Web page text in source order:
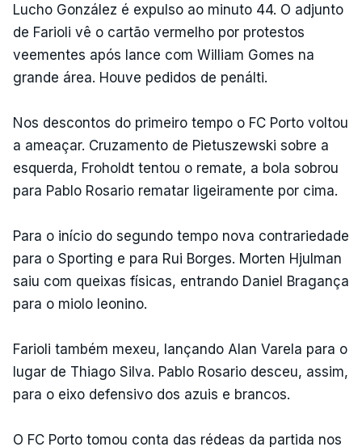
Lucho González é expulso ao minuto 44. O adjunto
de Farioli vê o cartão vermelho por protestos
veementes após lance com William Gomes na
grande área. Houve pedidos de penálti.
Nos descontos do primeiro tempo o FC Porto voltou
a ameaçar. Cruzamento de Pietuszewski sobre a
esquerda, Froholdt tentou o remate, a bola sobrou
para Pablo Rosario rematar ligeiramente por cima.
Para o início do segundo tempo nova contrariedade
para o Sporting e para Rui Borges. Morten Hjulman
saiu com queixas físicas, entrando Daniel Bragança
para o miolo leonino.
Farioli também mexeu, lançando Alan Varela para o
lugar de Thiago Silva. Pablo Rosario desceu, assim,
para o eixo defensivo dos azuis e brancos.
O FC Porto tomou conta das rédeas da partida nos